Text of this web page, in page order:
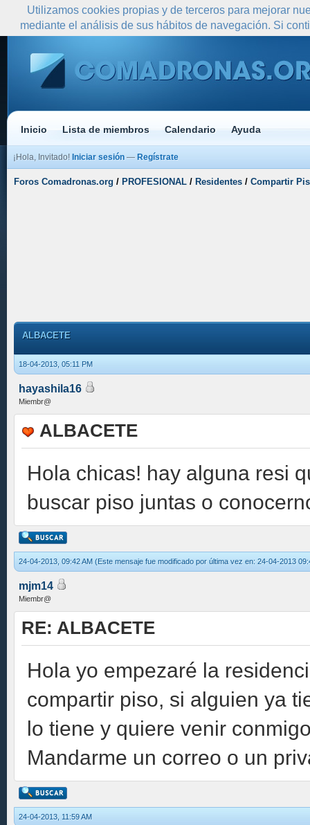
Inicio Lista de miembros Calendario Ayuda
¡Hola, Invitado! Iniciar sesión — Regístrate
Foros Comadronas.org / PROFESIONAL / Residentes / Compartir
ALBACETE
18-04-2013, 05:11 PM
hayashila16
Miembr@
ALBACETE
Hola chicas! hay alguna resi
buscar piso juntas o
24-04-2013, 09:42 AM (Este mensaje fue modificado por última vez en: 24-04-2013
mjm14
Miembr@
RE: ALBACETE
Hola yo empezaré la
compartir piso, si alguien ya
lo tiene y quiere venir
Mandarme un correo o un
24-04-2013, 11:59 AM
Utilizamos cookies propias y de terceros para mejorar
mediante el análisis de sus hábitos de navegación. Si